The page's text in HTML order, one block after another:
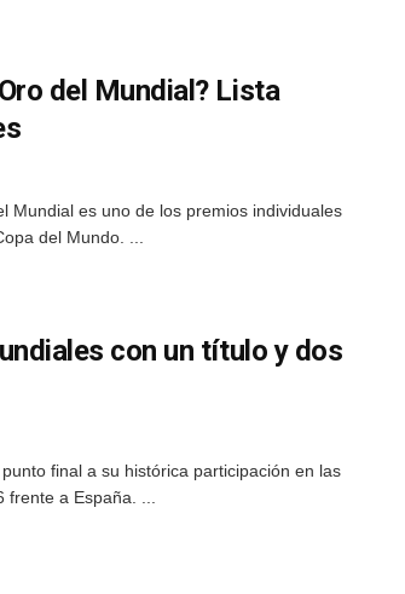
del Mundial? Lista
Mundial es uno de los premios individuales
del Mundo. ...
con un título y dos
final a su histórica participación en las
frente a España. ...